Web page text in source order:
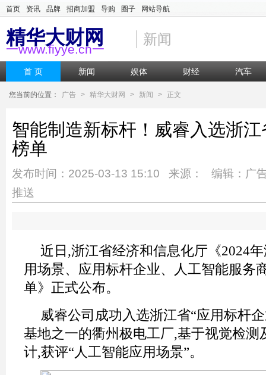
首页 资讯 品牌 招商加盟 导购 圈子 网站导航
精华大财网
一www.fiyye.cn一
新闻
首 页 新闻 娱体 财经 汽车
您当前的位置： 广告 > 精华大财网 > 新闻 > 正文
智能制造新标杆！威睿入选浙
榜单
发布时间：2025-03-13 15:10 来源： 编辑：广
推送
近日,浙江省经济和信息化厅《2024
用场景、应用标杆企业、人工智能服务
单》正式公布。
威睿公司成功入选浙江省“应用标杆
基地之一的衢州极电工厂,基于视觉检测
计,获评“人工智能应用场景”。